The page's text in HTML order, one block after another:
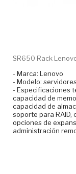
SR650 Rack
- Marca: Lenovo
- Modelo:
- Especificaciones
capacidad de
capacidad de
soporte para RAID,
opciones de
administración